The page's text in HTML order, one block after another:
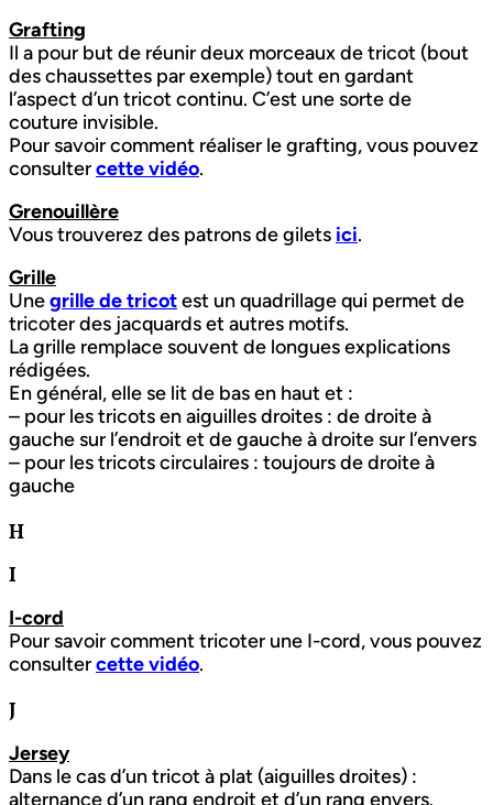
Grafting
Il a pour but de réunir deux morceaux de tricot (bout
des chaussettes par exemple) tout en gardant
l’aspect d’un tricot continu. C’est une sorte de
couture invisible.
Pour savoir comment réaliser le grafting, vous pouvez
consultercette vidéo.
Grenouillère
Vous trouverez des patrons de gilets ici.
Grille
Unegrille de tricotest un quadrillage qui permet de
tricoter des jacquards et autres motifs.
La grille remplace souvent de longues explications
rédigées.
En général, elle se lit de bas en haut et :
– pour les tricots en aiguilles droites : de droite à
gauche sur l’endroit et de gauche à droite sur l’envers
– pour les tricots circulaires : toujours de droite à
gauche
H
I
I-cord
Pour savoir comment tricoter une I-cord, vous pouvez
consultercette vidéo.
J
Jersey
Dans le cas d’un tricot à plat (aiguilles droites) :
alternance d’un rang endroit et d’un rang envers.